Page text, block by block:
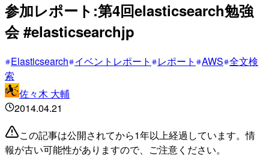
参加レポート:第4回elasticsearch勉強
会 #elasticsearchjp
Elasticsearch イベントレポート レポート AWS 全文検
索
佐々木 大輔
2014.04.21
この記事は公開されてから1年以上経過しています。情
報が古い可能性がありますので、ご注意ください。